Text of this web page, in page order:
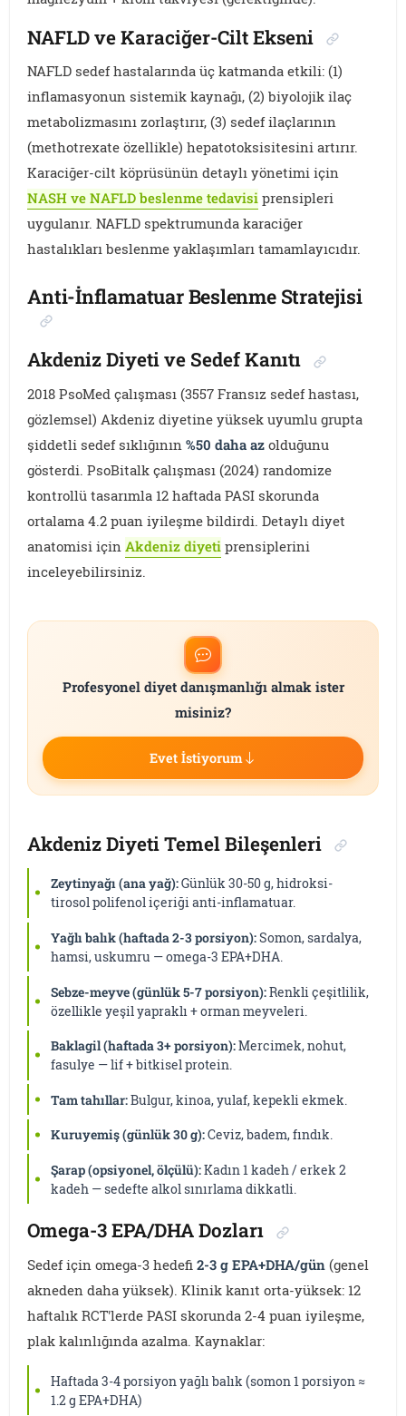
NAFLD ve Karaciğer-Cilt Ekseni
NAFLD sedef hastalarında üç katmanda etkili: (1)
inflamasyonun sistemik kaynağı, (2) biyolojik ilaç
metabolizmasını zorlaştırır, (3) sedef ilaçlarının
(methotrexate özellikle) hepatotoksisitesini artırır.
Karaciğer-cilt köprüsünün detaylı yönetimi için
NASH ve NAFLD beslenme tedavisi prensipleri
uygulanır. NAFLD spektrumunda karaciğer
hastalıkları beslenme yaklaşımları tamamlayıcıdır.
Anti-İnflamatuar Beslenme Stratejisi
Akdeniz Diyeti ve Sedef Kanıtı
2018 PsoMed çalışması (3557 Fransız sedef hastası,
gözlemsel) Akdeniz diyetine yüksek uyumlu grupta
şiddetli sedef sıklığının%50 daha az olduğunu
gösterdi. PsoBitalk çalışması (2024) randomize
kontrollü tasarımla 12 haftada PASI skorunda
ortalama 4.2 puan iyileşme bildirdi. Detaylı diyet
anatomisi için Akdeniz diyeti prensiplerini
inceleyebilirsiniz.
Profesyonel diyet danışmanlığı almak ister
misiniz?
Evet İstiyorum
Akdeniz Diyeti Temel Bileşenleri
Zeytinyağı (ana yağ):Günlük 30-50 g, hidroksi-
tirosol polifenol içeriği anti-inflamatuar.
Yağlı balık (haftada 2-3 porsiyon):Somon, sardalya,
hamsi, uskumru — omega-3 EPA+DHA.
Sebze-meyve (günlük 5-7 porsiyon):Renkli çeşitlilik,
özellikle yeşil yapraklı + orman meyveleri.
Baklagil (haftada 3+ porsiyon):Mercimek, nohut,
fasulye — lif + bitkisel protein.
Tam tahıllar:Bulgur, kinoa, yulaf, kepekli ekmek.
Kuruyemiş (günlük 30 g):Ceviz, badem, fındık.
Şarap (opsiyonel, ölçülü):Kadın 1 kadeh / erkek 2
kadeh — sedefte alkol sınırlama dikkatli.
Omega-3 EPA/DHA Dozları
Sedef için omega-3 hedefi2-3 g EPA+DHA/gün (genel
akneden daha yüksek). Klinik kanıt orta-yüksek: 12
haftalık RCT'lerde PASI skorunda 2-4 puan iyileşme,
plak kalınlığında azalma. Kaynaklar:
Haftada 3-4 porsiyon yağlı balık (somon 1 porsiyon ≈
1.2 g EPA+DHA)